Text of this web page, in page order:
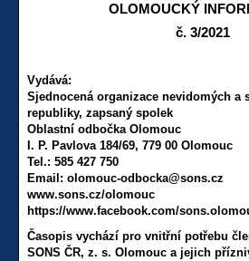
OLOMOUCKÝ
č. 3/2021
Vydává:
Sjednocená organizace nevidomých a
republiky, zapsaný spolek
Oblastní odbočka Olomouc
I. P. Pavlova 184/69, 779 00 Olomouc
Tel.: 585 427 750
Email: olomouc-odbocka@sons.cz
www.sons.cz/olomouc
https://www.facebook.com/
Časopis vychází pro vnitřní potřebu
SONS ČR, z. s. Olomouc a jejich